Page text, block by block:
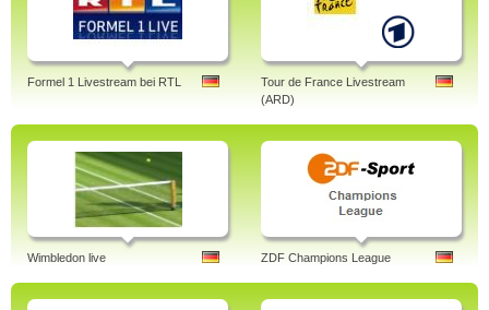
Formel 1 Livestream bei RTL
Tour de France Livestream
(ARD)
Wimbledon live ZDF Champions League